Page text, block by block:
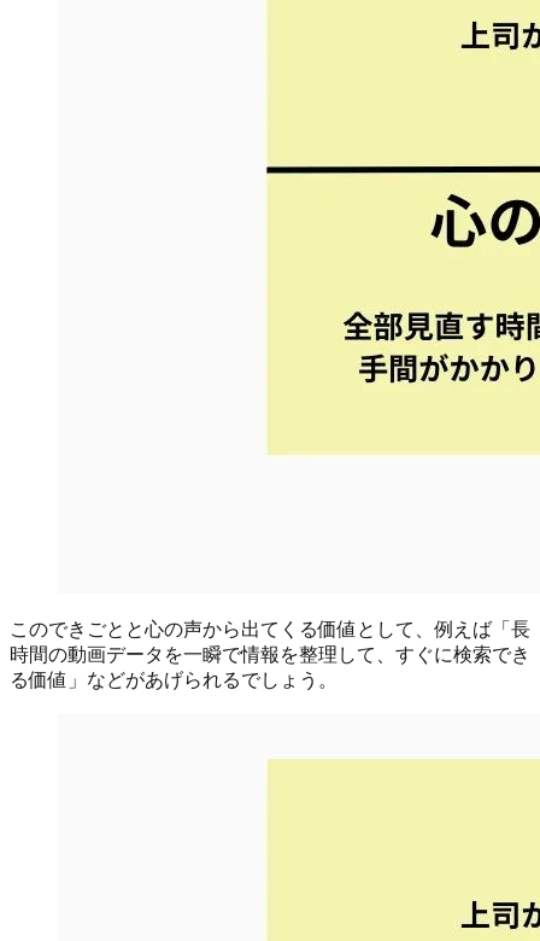
このできごとと心の声から出てくる価値として、例えば「長
時間の動画データを一瞬で情報を整理して、すぐに検索でき
る価値」などがあげられるでしょう。